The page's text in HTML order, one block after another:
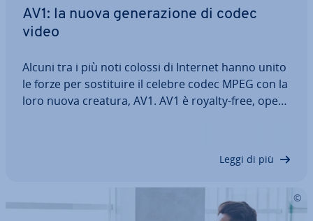
AV1: la nuova ge­ne­ra­zio­ne di codec
video
Alcuni tra i più noti colossi di Internet hanno unito
le forze per so­sti­tui­re il celebre codec MPEG con la
loro nuova creatura, AV1. AV1 è royalty-free, open
Leggi di più